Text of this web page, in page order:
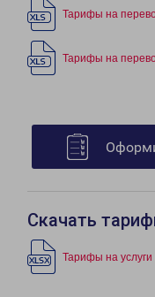
Тарифы на
Тарифы на
Скачать
Тарифы на услуги